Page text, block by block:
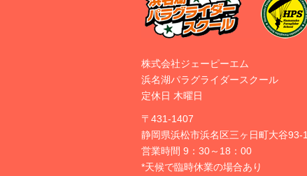
株式会社ジェーピーエム
浜名湖パラグライダースクール
定休日 木曜日
〒431-1407
静岡県浜松市浜名区三ヶ日町大谷93-1
営業時間 9：30～18：00
*天候で臨時休業の場合あり